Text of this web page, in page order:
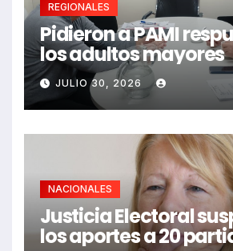
REGIONALES
Pidieron a PAMI
los adultos mayores
JULIO 30, 2026
NACIONALES
Justicia Electoral
los aportes a 20